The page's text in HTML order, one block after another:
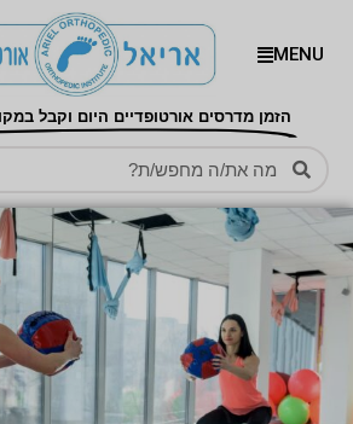
MENU
הזמן מדרסים אורטופדיים היום וקבל